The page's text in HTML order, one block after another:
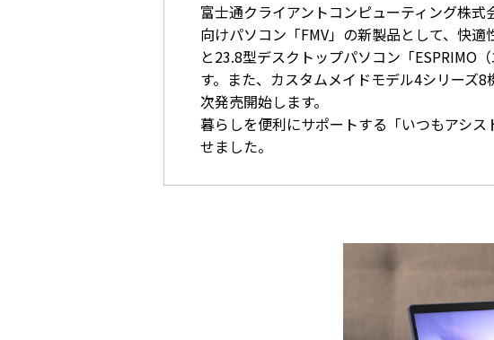
富士通クライアントコンピューティング株
向けパソコン「FMV」の新製品として、快
と23.8型デスクトップパソコン「ESPRIMO
す。また、カスタムメイドモデル4シリーズ
次発売開始します。
暮らしを便利にサポートする「いつもアシ
せました。